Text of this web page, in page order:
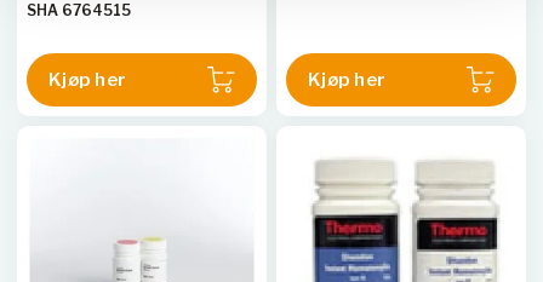
SHA 6764515
Kjøp her Kjøp her